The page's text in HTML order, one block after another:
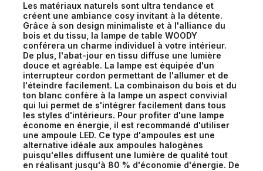
Les matériaux naturels sont ultra tendance et
créent une ambiance cosy invitant à la détente.
Grâce à son design minimaliste et à l'alliance du
bois et du tissu, la lampe de table WOODY
conférera un charme individuel à votre intérieur.
De plus, l'abat-jour en tissu diffuse une lumière
douce et agréable. La lampe est équipée d'un
interrupteur cordon permettant de l'allumer et de
l'éteindre facilement. La combinaison du bois et du
ton blanc confère à la lampe un aspect convivial
qui lui permet de s'intégrer facilement dans tous
les styles d'intérieurs. Pour profiter d'une lampe
économe en énergie, il est recommandé d'utiliser
une ampoule LED. Ce type d'ampoules est une
alternative idéale aux ampoules halogènes
puisqu'elles diffusent une lumière de qualité tout
en réalisant jusqu'à 80 % d'économie d'énergie. De